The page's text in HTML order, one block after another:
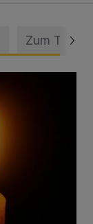
Zum Thema